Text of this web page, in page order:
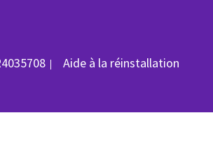
du poste
Aide à la réinstallation